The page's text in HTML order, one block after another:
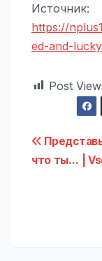
Источник:
https://
ed-and-lucky
Post
по
что ты… |